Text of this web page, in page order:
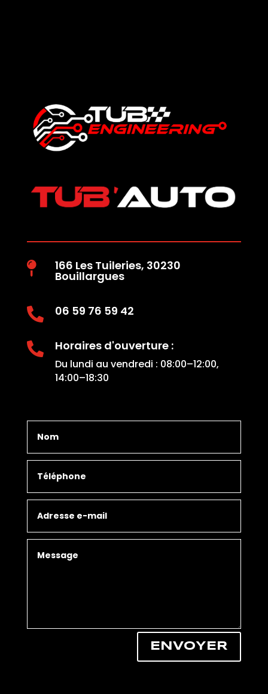
 166 Les Tuileries, 30230
Bouillargues
 06 59 76 59 42
 Horaires d'ouverture :
Du lundi au vendredi : 08:00–12:00,
14:00–18:30
ENVOYER